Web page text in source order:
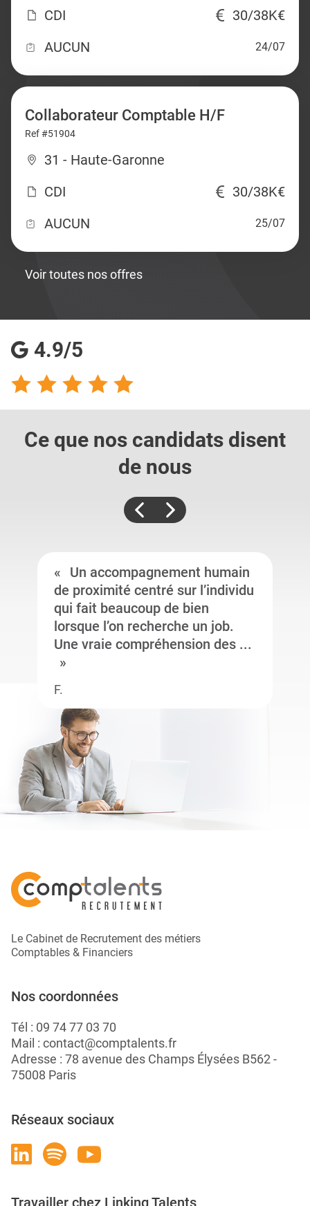
CDI
30/38K€
AUCUN
24/07
Collaborateur Comptable H/F
Ref #51904
31 - Haute-Garonne
CDI
30/38K€
AUCUN
25/07
Voir toutes nos offres
4.9/5
Ce que nos candidats disent
de nous
Un accompagnement humain
de proximité centré sur l’individu
qui fait beaucoup de bien
lorsque l’on recherche un job.
Une vraie compréhension des ...
F.
Le Cabinet de Recrutement des métiers
Comptables & Financiers
Nos coordonnées
Tél : 09 74 77 03 70
Mail : contact@comptalents.fr
Adresse : 78 avenue des Champs Élysées B562 -
75008 Paris
Réseaux sociaux
Travailler chez Linking Talents